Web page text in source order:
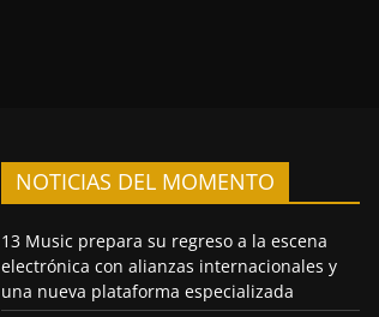
NOTICIAS DEL MOMENTO
13 Music prepara su regreso a la escena
electrónica con alianzas internacionales y
una nueva plataforma especializada